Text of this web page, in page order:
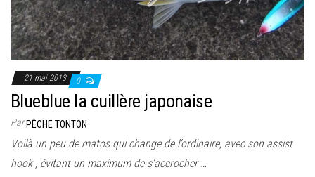
21 mai 2013 0
Blueblue la cuillère japonaise
ParPÊCHE TONTON
Voilà un peu de matos qui change de l’ordinaire, avec son assist
hook , évitant un maximum de s’accrocher …